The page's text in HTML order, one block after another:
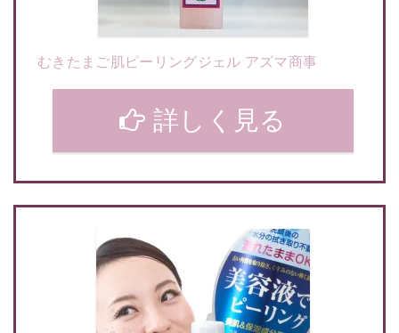
むきたまご肌ピーリングジェル アズマ商事
詳しく見る